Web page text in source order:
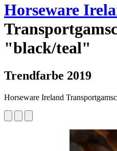
Horseware
"black/teal"
Trendfarbe 2019
Horseware Ireland